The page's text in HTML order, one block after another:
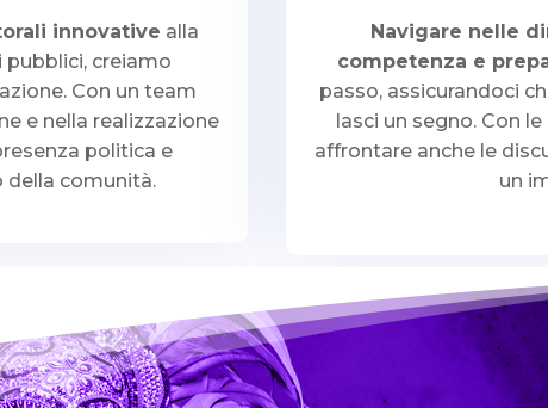
innovative alla
creiamo
Con un team
e nella realizzazione
politica e
comunità.
Navigare nelle
competenza e
passo, assicurandoci
lasci un segno. Con
affrontare anche le
un